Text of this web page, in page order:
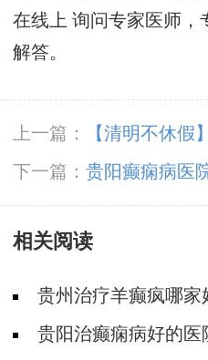
在线上 询问专家医师，
解答。
上一篇：
【清明不休假
亲诊，赶紧抢约！
下一篇： 贵阳癫痫病医
些方法治疗?
相关阅读
贵州治疗羊癫疯哪家
些不好影响?
贵阳治癫痫病好的